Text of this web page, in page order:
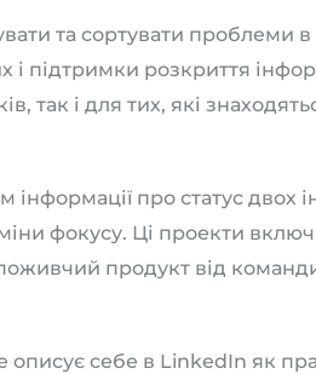
та сортувати проблеми в
і підтримки розкриття
так і для тих, які
про статус двох
фокусу. Ці проекти
продукт від
описує себе в LinkedIn як